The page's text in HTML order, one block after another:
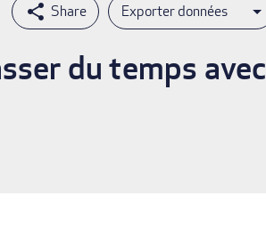
Exporter données
du temps avec